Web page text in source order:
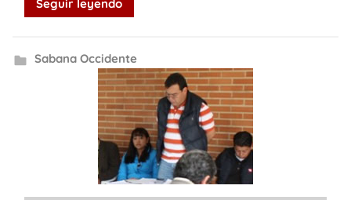
Seguir leyendo
Sabana Occidente